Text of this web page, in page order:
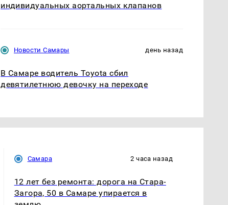
индивидуальных аортальных клапанов
Новости Самары день назад
В Самаре водитель Toyota сбил
девятилетнюю девочку на переходе
Самара 2 часа назад
12 лет без ремонта: дорога на Стара-
Загора, 50 в Самаре упирается в